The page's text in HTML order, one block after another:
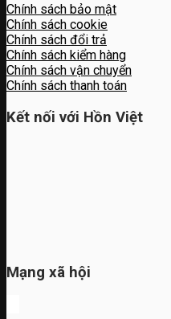
Chính sách bảo mật
Chính sách cookie
Chính sách đổi trả
Chính sách kiểm hàng
Chính sách vận chuyển
Chính sách thanh toán
Kết nối với Hồn Việt
Mạng xã hội